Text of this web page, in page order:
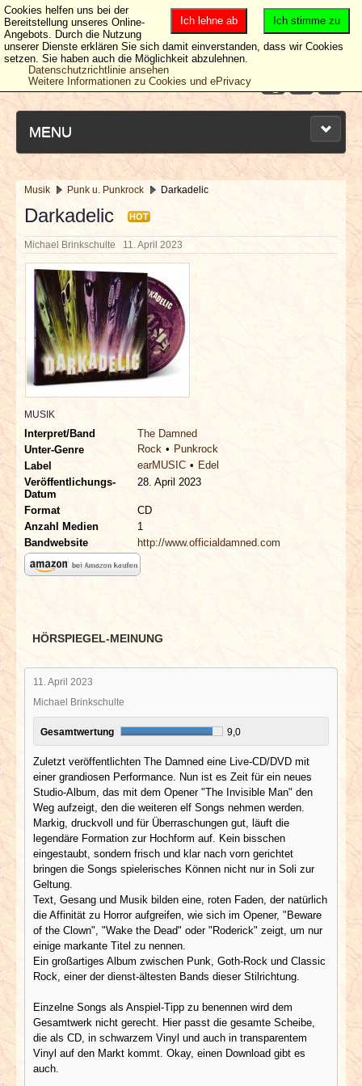
MENU
NEUESTE ARTIKEL
NEWS & DATES
BERICHTE
VERLOSUNGEN
INTERVIEWS
SPECIALS
REDAKTION
LINKS
ARCHIV
Musik Punk u. Punkrock Darkadelic
Darkadelic HOT
Michael Brinkschulte 11. April 2023
MUSIK
Interpret/Band
The Damned
Unter-Genre
Rock
Punkrock
Label
earMUSIC
Edel
Veröffentlichungs-
Datum
28. April 2023
Format
CD
Anzahl Medien
1
Bandwebsite
http://www.officialdamned.com
HÖRSPIEGEL-MEINUNG
11. April 2023
Michael Brinkschulte
Gesamtwertung 9,0
Zuletzt veröffentlichten The Damned eine Live-CD/DVD mit
einer grandiosen Performance. Nun ist es Zeit für ein neues
Studio-Album, das mit dem Opener "The Invisible Man" den
Weg aufzeigt, den die weiteren elf Songs nehmen werden.
Markig, druckvoll und für Überraschungen gut, läuft die
legendäre Formation zur Hochform auf. Kein bisschen
eingestaubt, sondern frisch und klar nach vorn gerichtet
bringen die Songs spielerisches Können nicht nur in Soli zur
Geltung.
Text, Gesang und Musik bilden eine, roten Faden, der natürlich
die Affinität zu Horror aufgreifen, wie sich im Opener, "Beware
of the Clown", "Wake the Dead" oder "Roderick" zeigt, um nur
einige markante Titel zu nennen.
Ein großartiges Album zwischen Punk, Goth-Rock und Classic
Rock, einer der dienst-ältesten Bands dieser Stilrichtung.
Einzelne Songs als Anspiel-Tipp zu benennen wird dem
Gesamtwerk nicht gerecht. Hier passt die gesamte Scheibe,
die als CD, in schwarzem Vinyl und auch in transparentem
Vinyl auf den Markt kommt. Okay, einen Download gibt es
auch.
Ich stimme zu
Ich lehne ab
Cookies helfen uns bei der
Bereitstellung unseres Online-
Angebots. Durch die Nutzung
unserer Dienste erklären Sie sich damit einverstanden, dass wir Cookies
setzen. Sie haben auch die Möglichkeit abzulehnen.
Datenschutzrichtlinie ansehen
Weitere Informationen zu Cookies und ePrivacy